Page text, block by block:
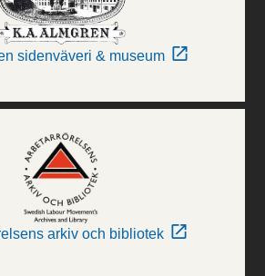
sidenväveri & museum
arkiv och bibliotek